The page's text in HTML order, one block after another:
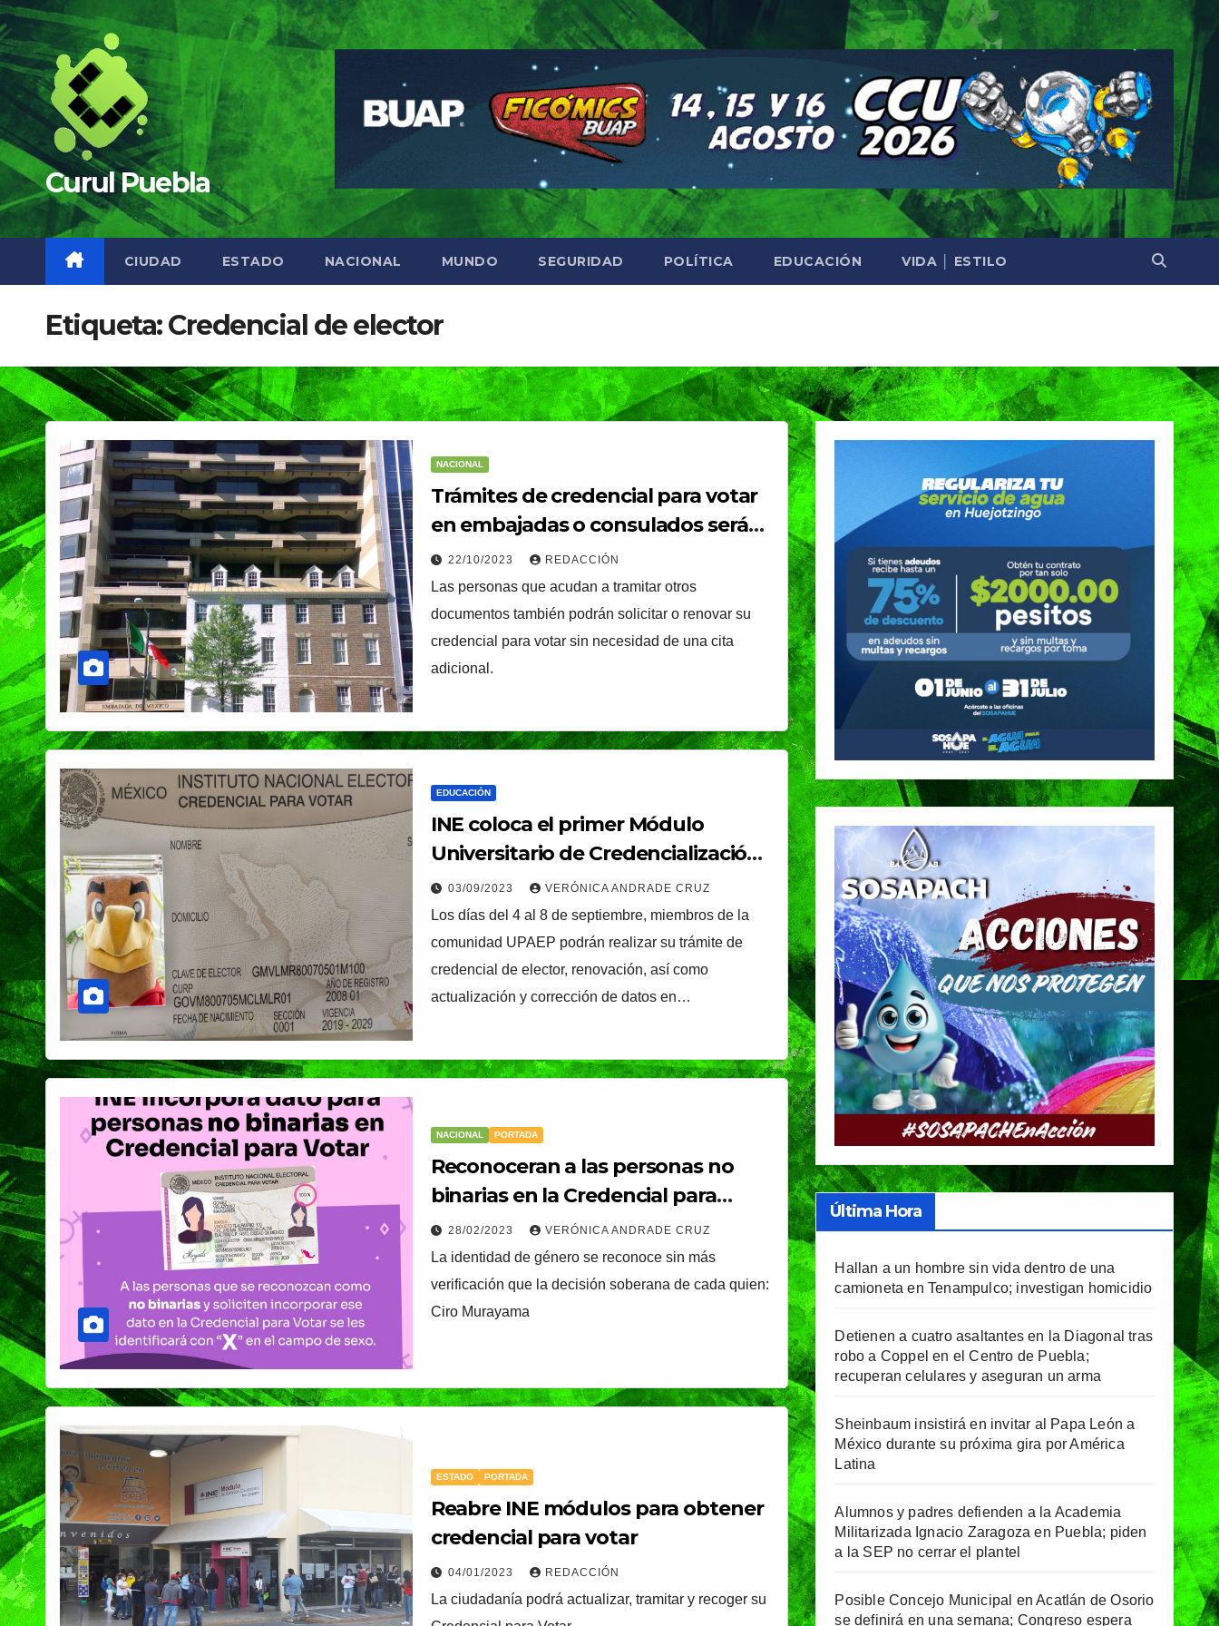
Saltar
al
contenido
Curul Puebla
CIUDAD ESTADO NACIONAL MUNDO SEGURIDAD POLÍTICA EDUCACIÓN VIDA │ ESTILO
Etiqueta:Credencial de elector
NACIONAL
Trámites de credencial para votar
en embajadas o consulados serán
sin cita: SRE
22/10/2023 REDACCIÓN
Las personas que acudan a tramitar otros
documentos también podrán solicitar o renovar su
credencial para votar sin necesidad de una cita
adicional.
EDUCACIÓN
INE coloca el primer Módulo
Universitario de Credencialización
en UPAEP
03/09/2023 VERÓNICA ANDRADE CRUZ
Los días del 4 al 8 de septiembre, miembros de la
comunidad UPAEP podrán realizar su trámite de
credencial de elector, renovación, así como
actualización y corrección de datos en…
NACIONAL PORTADA
Reconoceran a las personas no
binarias en la Credencial para
Votar
28/02/2023 VERÓNICA ANDRADE CRUZ
La identidad de género se reconoce sin más
verificación que la decisión soberana de cada quien:
Ciro Murayama
ESTADO PORTADA
Reabre INE módulos para obtener
credencial para votar
04/01/2023 REDACCIÓN
La ciudadanía podrá actualizar, tramitar y recoger su
Última Hora
Hallan a un hombre sin vida dentro de una
camioneta en Tenampulco; investigan homicidio
Detienen a cuatro asaltantes en la Diagonal tras
robo a Coppel en el Centro de Puebla;
recuperan celulares y aseguran un arma
Sheinbaum insistirá en invitar al Papa León a
México durante su próxima gira por América
Latina
Alumnos y padres defienden a la Academia
Militarizada Ignacio Zaragoza en Puebla; piden
a la SEP no cerrar el plantel
Posible Concejo Municipal en Acatlán de Osorio
se definirá en una semana; Congreso espera